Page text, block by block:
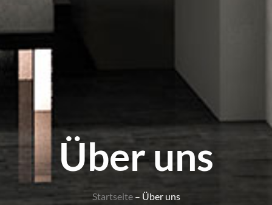
Über uns
Startseite– Über uns